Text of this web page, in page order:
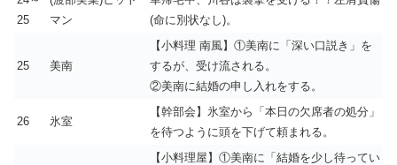
25
マン
(命に別状なし)。
25 美南
【小料理 南風】①美南に「深い口説き」を
するが、受け流される。
②美南に結婚の申し入れをする。
26 氷室
【幹部会】氷室から「本日の欠席者の処分」
を待つように頭を下げて頼まれる。
【小料理屋】①美南に「結婚を少し待ってい